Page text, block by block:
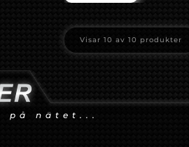
Visar10 av10 produkter
på nätet...